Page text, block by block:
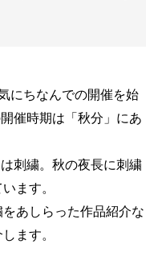
にちなんでの開催を始
催時期は「秋分」にあ
刺繍。秋の夜長に刺繍
ます。
あしらった作品紹介な
ます。